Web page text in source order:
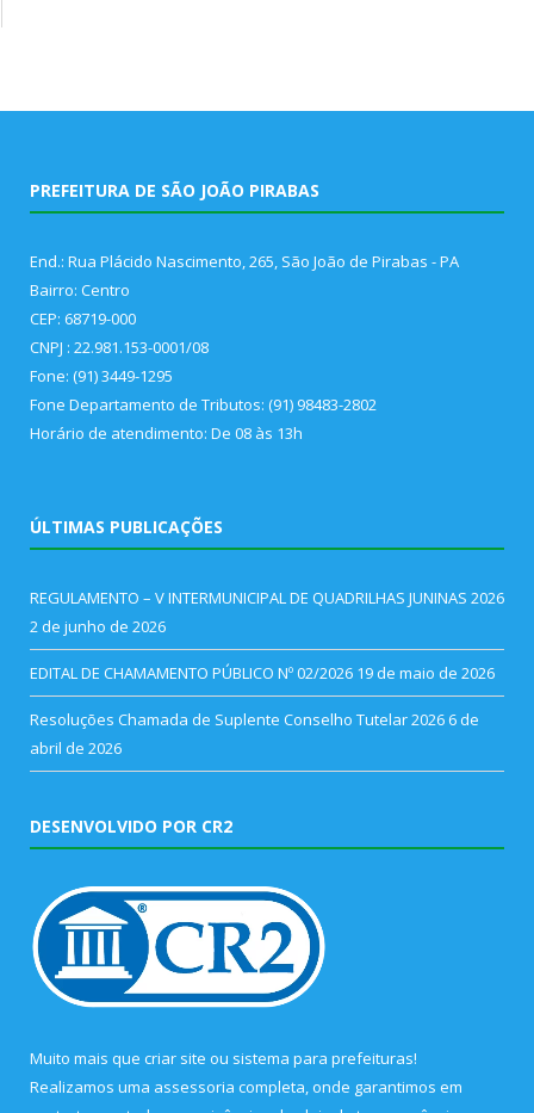
PREFEITURA DE SÃO JOÃO PIRABAS
End.: Rua Plácido Nascimento, 265, São João de Pirabas - PA
Bairro: Centro
CEP: 68719-000
CNPJ : 22.981.153-0001/08
Fone: (91) 3449-1295
Fone Departamento de Tributos: (91) 98483-2802
Horário de atendimento: De 08 às 13h
ÚLTIMAS PUBLICAÇÕES
REGULAMENTO – V INTERMUNICIPAL DE QUADRILHAS JUNINAS 2026
2 de junho de 2026
EDITAL DE CHAMAMENTO PÚBLICO Nº 02/2026 19 de maio de 2026
Resoluções Chamada de Suplente Conselho Tutelar 2026 6 de
abril de 2026
DESENVOLVIDO POR CR2
Muito mais que criar site ou sistema para prefeituras!
Realizamos uma assessoria completa, onde garantimos em